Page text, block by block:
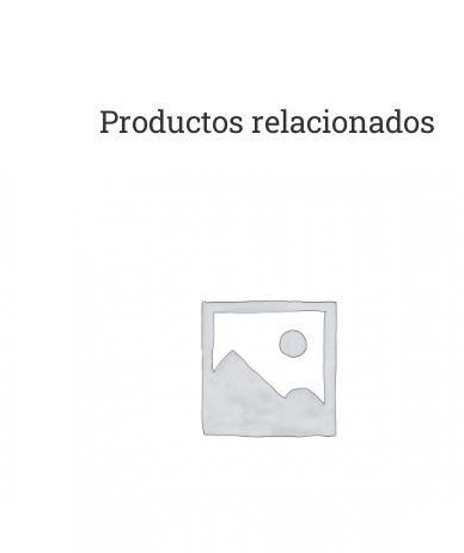
Productos relacionados